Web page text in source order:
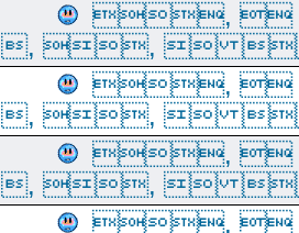
,
, , 
,
, , 
,
, , 
,